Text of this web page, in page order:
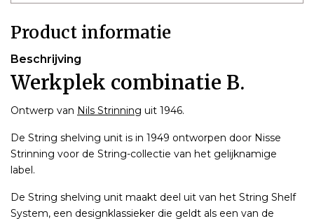
Product informatie
Beschrijving
Werkplek combinatie B.
Ontwerp van Nils Strinning uit 1946.
De String shelving unit is in 1949 ontworpen door Nisse
Strinning voor de String-collectie van het gelijknamige
label.
De String shelving unit maakt deel uit van het String Shelf
System, een designklassieker die geldt als een van de